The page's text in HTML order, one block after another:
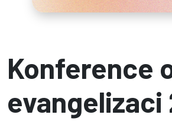
Konference
evangelizaci